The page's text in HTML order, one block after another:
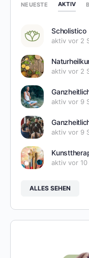
NEUESTE AKTIV
Scholistico
aktiv vor 2
aktiv vor 2
aktiv vor 9
aktiv vor 9
aktiv vor
ALLES SEHEN